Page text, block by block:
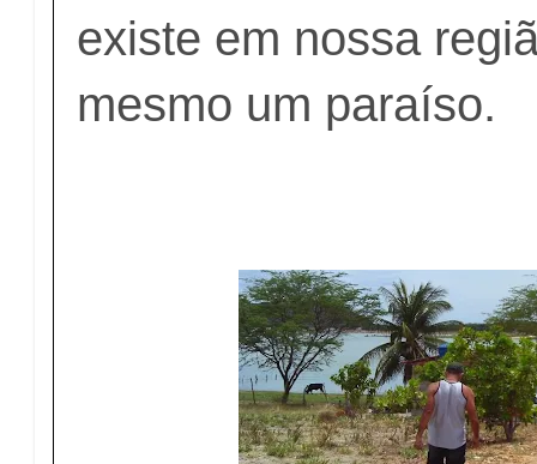
existe em nossa
mesmo um paraíso.